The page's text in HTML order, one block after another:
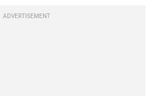
ADVERTISEMENT